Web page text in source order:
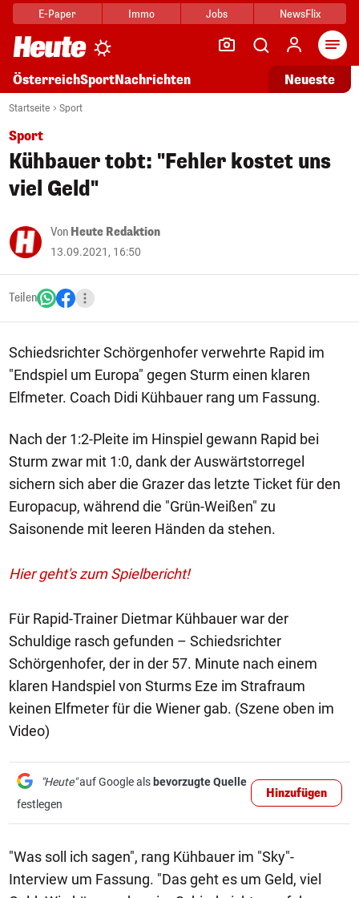
E-Paper Immo Jobs NewsFlix
ÖsterreichSportNachrichten Neueste
Startseite Sport
Sport
Kühbauer tobt: "Fehler kostet uns
viel Geld"
Von Heute Redaktion
13.09.2021, 16:50
Teilen
Schiedsrichter Schörgenhofer verwehrte Rapid im
"Endspiel um Europa" gegen Sturm einen klaren
Elfmeter. Coach Didi Kühbauer rang um Fassung.
Nach der 1:2-Pleite im Hinspiel gewann Rapid bei
Sturm zwar mit 1:0, dank der Auswärtstorregel
sichern sich aber die Grazer das letzte Ticket für den
Europacup, während die "Grün-Weißen" zu
Saisonende mit leeren Händen da stehen.
Hier geht's zum Spielbericht!
Für Rapid-Trainer Dietmar Kühbauer war der
Schuldige rasch gefunden – Schiedsrichter
Schörgenhofer, der in der 57. Minute nach einem
klaren Handspiel von Sturms Eze im Strafraum
keinen Elfmeter für die Wiener gab. (Szene oben im
Video)
"Heute"auf Google als bevorzugte Quelle
festlegen
Hinzufügen
"Was soll ich sagen", rang Kühbauer im "Sky"-
Interview um Fassung. "Das geht es um Geld, viel